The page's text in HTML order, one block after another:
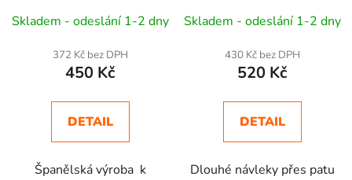
Dance
Skladem - odeslání 1-2 dny
372 Kč bez DPH
450 Kč
DETAIL
Španělská výroba k
Skladem - odeslání 1-2 dny
430 Kč bez DPH
520 Kč
DETAIL
Dlouhé návleky přes patu